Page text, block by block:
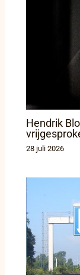
Hendrik
28 juli 2026